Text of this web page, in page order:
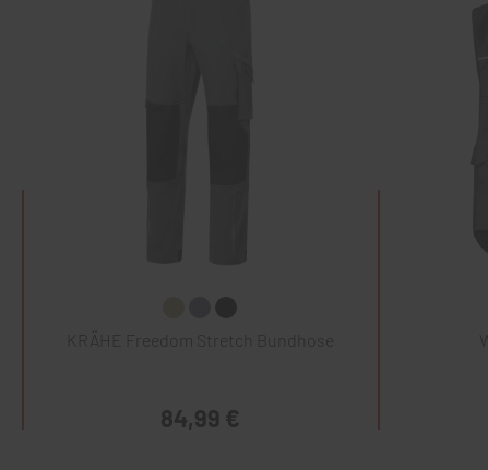
KRÄHE Freedom Stretch Bundhose
84,99 €